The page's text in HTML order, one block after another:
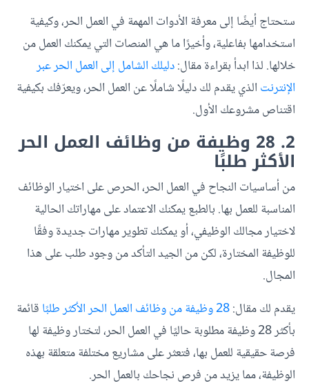
ستحتاج أيضًا إلى معرفة الأدوات المهمة في العمل الحر، وكيفية
استخدامها بفاعلية، وأخيرًا ما هي المنصات التي يمكنك العمل من
خلالها. لذا ابدأ بقراءة مقال:دليلك الشامل إلى العمل الحر عبر
الإنترنت الذي يقدم لك دليلًا شاملًا عن العمل الحر، ويعرّفك بكيفية
اقتناص مشروعك الأول.
2. 28 وظيفة من وظائف العمل الحر
الأكثر طلبًا
من أساسيات النجاح في العمل الحر، الحرص على اختيار الوظائف
المناسبة للعمل بها. بالطبع يمكنك الاعتماد على مهاراتك الحالية
لاختيار مجالك الوظيفي، أو يمكنك تطوير مهارات جديدة وفقًا
للوظيفة المختارة، لكن من الجيد التأكد من وجود طلب على هذا
المجال.
يقدم لك مقال:28 وظيفة من وظائف العمل الحر الأكثر طلبًا
قائمة
بأكثر 28 وظيفة مطلوبة حاليًا في العمل الحر، لتختار وظيفة لها
فرصة حقيقية للعمل بها، فتعثر على مشاريع مختلفة متعلقة بهذه
الوظيفة، مما يزيد من فرص نجاحك بالعمل الحر.